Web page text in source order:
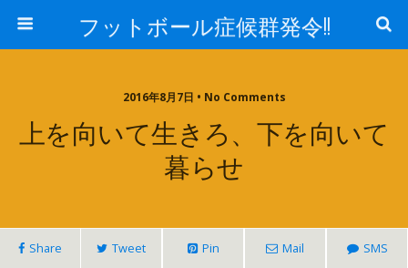
フットボール症候群発令!!
2016年8月7日 • No Comments
上を向いて生きろ、下を向いて
暮らせ
Share Tweet Pin Mail SMS